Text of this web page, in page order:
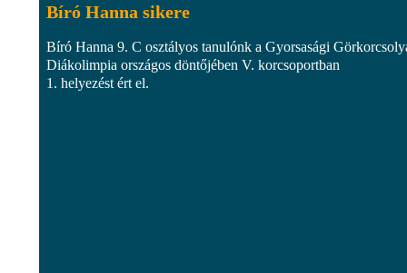
Bíró Hanna sikere
Bíró Hanna 9. C osztályos tanulónk a Gyorsasági
Diákolimpia országos döntőjében V. korcsoportban
1. helyezést ért el.